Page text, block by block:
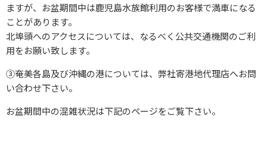
ますが、お盆期間中は鹿児島水族館利用のお客様で満車になる
ことがあります。
北埠頭へのアクセスについては、なるべく公共交通機関のご利
用をお願い致します。
③奄美各島及び沖縄の港については、弊社寄港地代理店へお問
い合わせ下さい。
お盆期間中の混雑状況は下記のページをご覧下さい。